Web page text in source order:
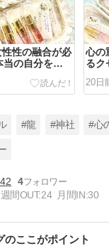
性の融合が必
当の自分を生
心の
るク
ート
20日
から抜け出す
あなたを取り
#龍 #神社 #心
4
週間OUT:24 月間IN:30
のここがポイント